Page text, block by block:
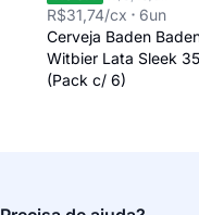
R$31,74/cx 6un
Cerveja Baden
Witbier Lata Sleek
(Pack c/ 6)